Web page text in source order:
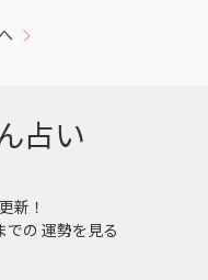
占い
新！
の 運勢を見る